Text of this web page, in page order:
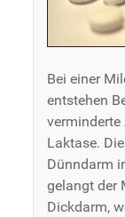
Bei einer
entstehen
verminderte
Laktase.
Dünndarm
gelangt der
Dickdarm,